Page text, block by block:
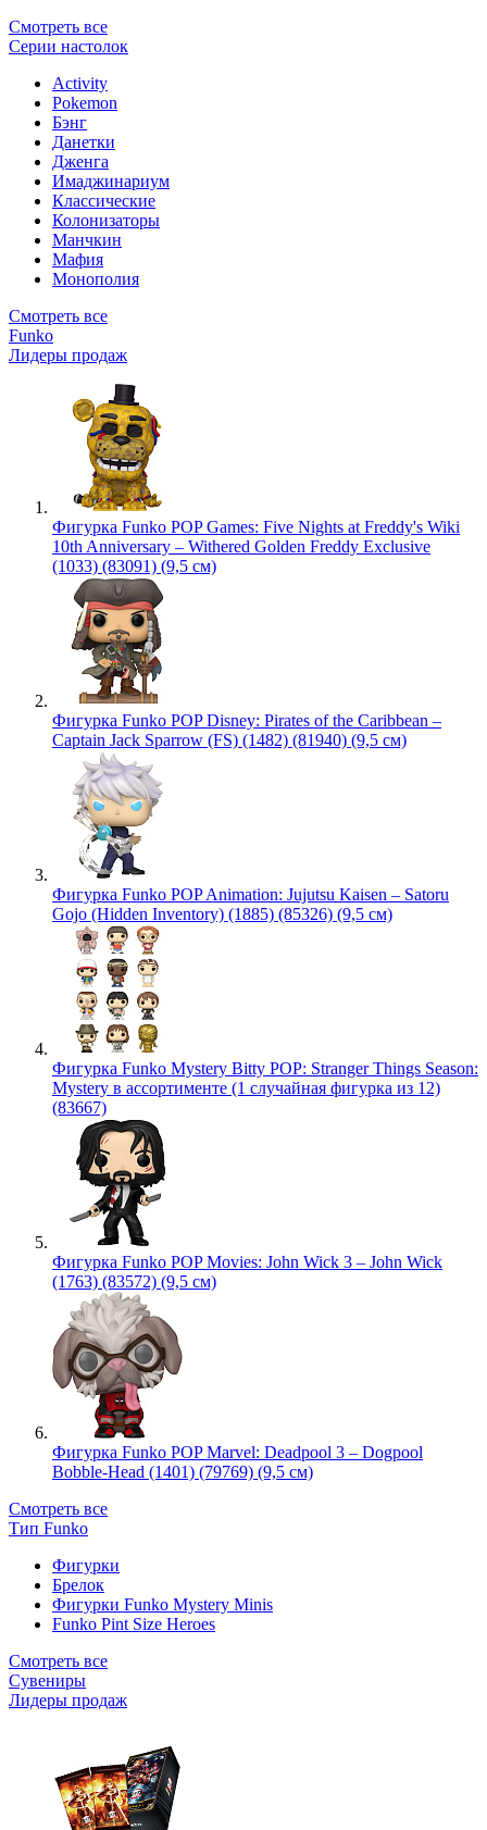
Смотреть все
Серии настолок
Activity
Pokemon
Бэнг
Данетки
Дженга
Имаджинариум
Классические
Колонизаторы
Манчкин
Мафия
Монополия
Смотреть все
Funko
Лидеры продаж
Фигурка Funko POP Games: Five Nights at Freddy's Wiki
10th Anniversary – Withered Golden Freddy Exclusive
(1033) (83091) (9,5 см)
Фигурка Funko POP Disney: Pirates of the Caribbean –
Captain Jack Sparrow (FS) (1482) (81940) (9,5 см)
Фигурка Funko POP Animation: Jujutsu Kaisen – Satoru
Gojo (Hidden Inventory) (1885) (85326) (9,5 см)
Фигурка Funko Mystery Bitty POP: Stranger Things Season:
Mystery в ассортименте (1 случайная фигурка из 12)
(83667)
Фигурка Funko POP Movies: John Wick 3 – John Wick
(1763) (83572) (9,5 см)
Фигурка Funko POP Marvel: Deadpool 3 – Dogpool
Bobble-Head (1401) (79769) (9,5 см)
Смотреть все
Тип Funko
Фигурки
Брелок
Фигурки Funko Mystery Minis
Funko Pint Size Heroes
Смотреть все
Сувениры
Лидеры продаж